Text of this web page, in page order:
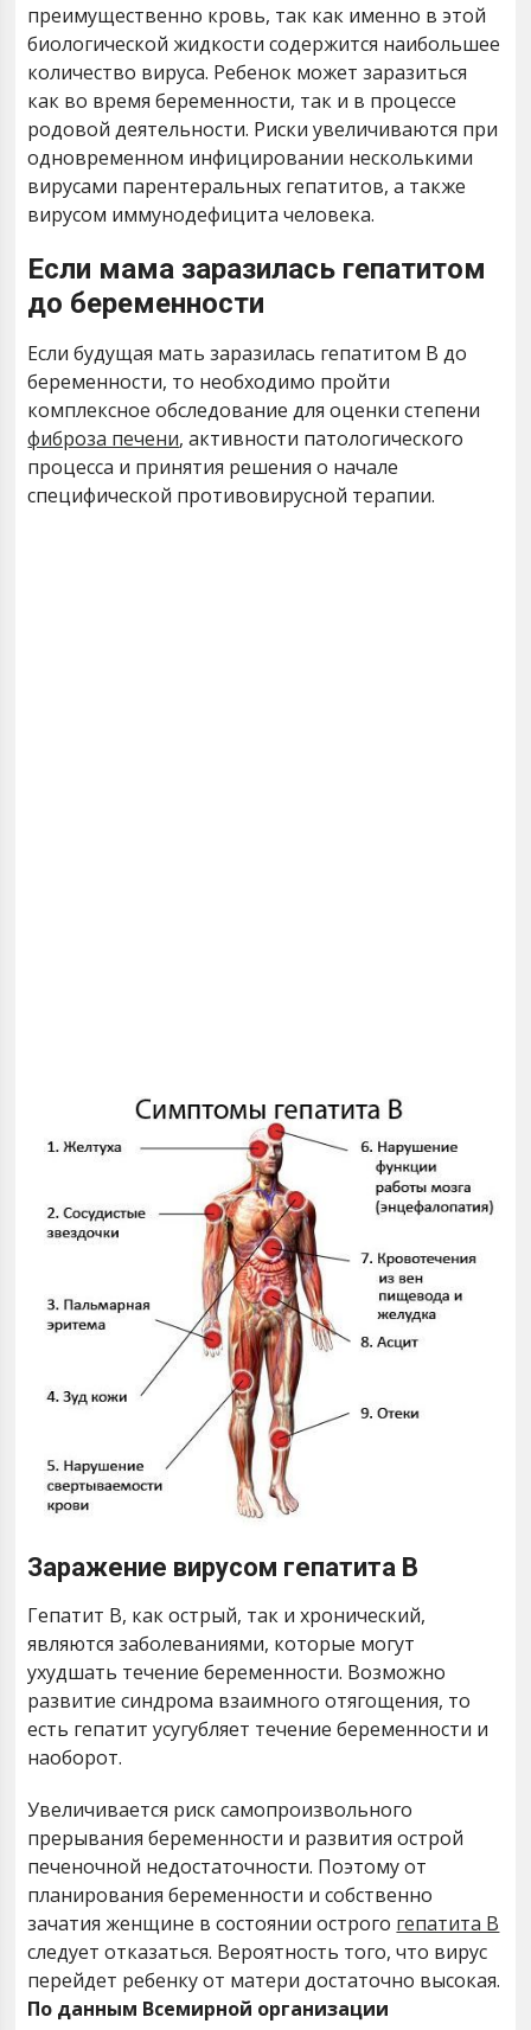
преимущественно кровь, так как именно в этой
биологической жидкости содержится наибольшее
количество вируса. Ребенок может заразиться
как во время беременности, так и в процессе
родовой деятельности. Риски увеличиваются при
одновременном инфицировании несколькими
вирусами парентеральных гепатитов, а также
вирусом иммунодефицита человека.
Если мама заразилась гепатитом
до беременности
Если будущая мать заразилась гепатитом В до
беременности, то необходимо пройти
комплексное обследование для оценки степени
фиброза печени, активности патологического
процесса и принятия решения о начале
специфической противовирусной терапии.
Заражение вирусом гепатита В
Гепатит В, как острый, так и хронический,
являются заболеваниями, которые могут
ухудшать течение беременности. Возможно
развитие синдрома взаимного отягощения, то
есть гепатит усугубляет течение беременности и
наоборот.
Увеличивается риск самопроизвольного
прерывания беременности и развития острой
печеночной недостаточности. Поэтому от
планирования беременности и собственно
зачатия женщине в состоянии острого гепатита В
следует отказаться. Вероятность того, что вирус
перейдет ребенку от матери достаточно высокая.
По данным Всемирной организации